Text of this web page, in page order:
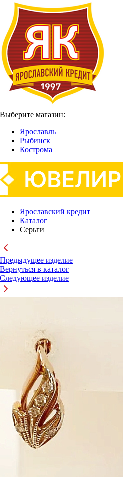
Выберите магазин:
Ярославль
Рыбинск
Кострома
Ярославский кредит
Каталог
Серьги
Предыдущее изделие
Вернуться в каталог
Следующее изделие